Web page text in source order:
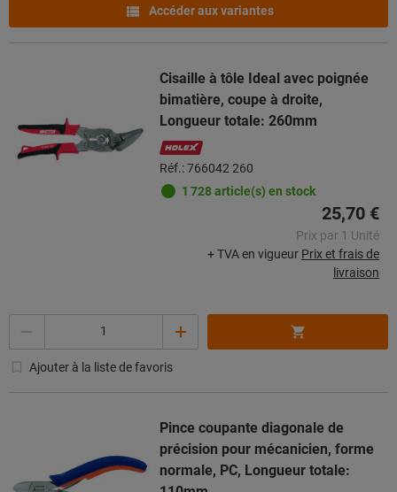
Accéder aux variantes
Cisaille à tôle Ideal avec poignée
bimatière, coupe à droite,
Longueur totale: 260mm
Réf.: 766042 260
1 728 article(s) en stock
25,70 €
Prix par 1 Unité
+ TVA en vigueur Prix et frais de
livraison
Ajouter à la liste de favoris
Pince coupante diagonale de
précision pour mécanicien, forme
normale, PC, Longueur totale: